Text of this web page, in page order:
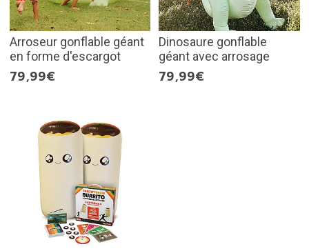
Arroseur gonflable géant
en forme d'escargot
79,99€
Dinosaure gonflable
géant avec arrosage
79,99€